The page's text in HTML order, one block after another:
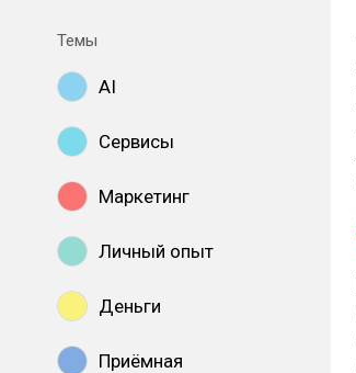
Темы
AI
Сервисы
Маркетинг
Личный опыт
Деньги
Приёмная